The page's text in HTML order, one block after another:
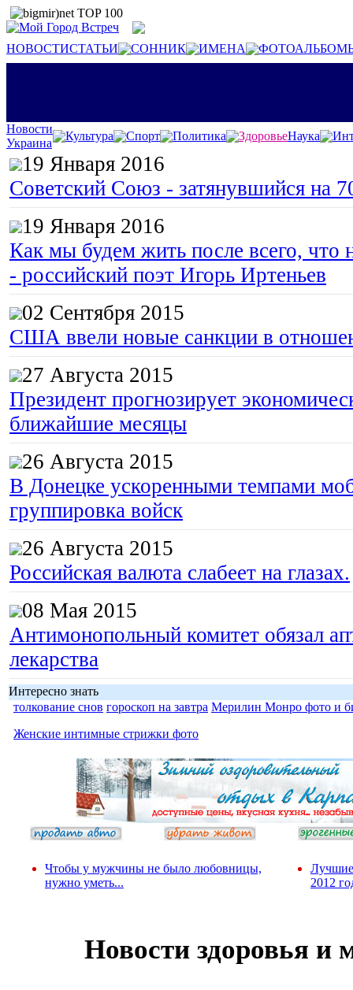
НОВОСТИСТАТЬИ СОННИК ИМЕНА
Новости
Украина
Культура Спорт Политика ЗдоровьеНаука
19 Января 2016
Советский Союз - затянувшийся на
19 Января 2016
Как мы будем жить после всего, что
- российский поэт Игорь Иртеньев
02 Сентября 2015
США ввели новые санкции в
27 Августа 2015
Президент прогнозирует
ближайшие месяцы
26 Августа 2015
В Донецке ускоренными темпами
группировка войск
26 Августа 2015
Российская валюта слабеет на глазах.
08 Мая 2015
Антимонопольный комитет обязал
лекарства
Интересно знать
толкование снов гороскоп на завтра Мерилин Монро фото и
Женские интимные стрижки фото
Чтобы у мужчины не было любовницы,
нужно уметь...
Лучшие
2012
Новости здоровья и